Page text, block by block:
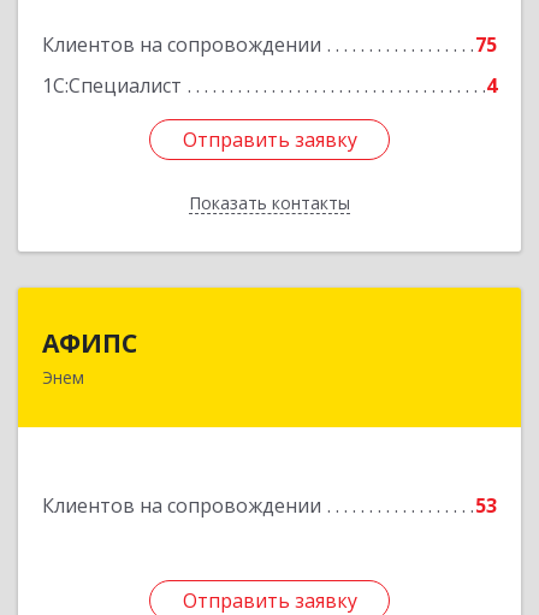
Клиентов на сопровождении
75
1С:Специалист
4
Отправить заявку
Показать контакты
Отправить заявку
Назад
АФИПС
Энем
Клиентов на сопровождении 53
Отправить заявку
385132, Адыгея Респ, Тахтамукайский р-н, Энем
Отправить заявку